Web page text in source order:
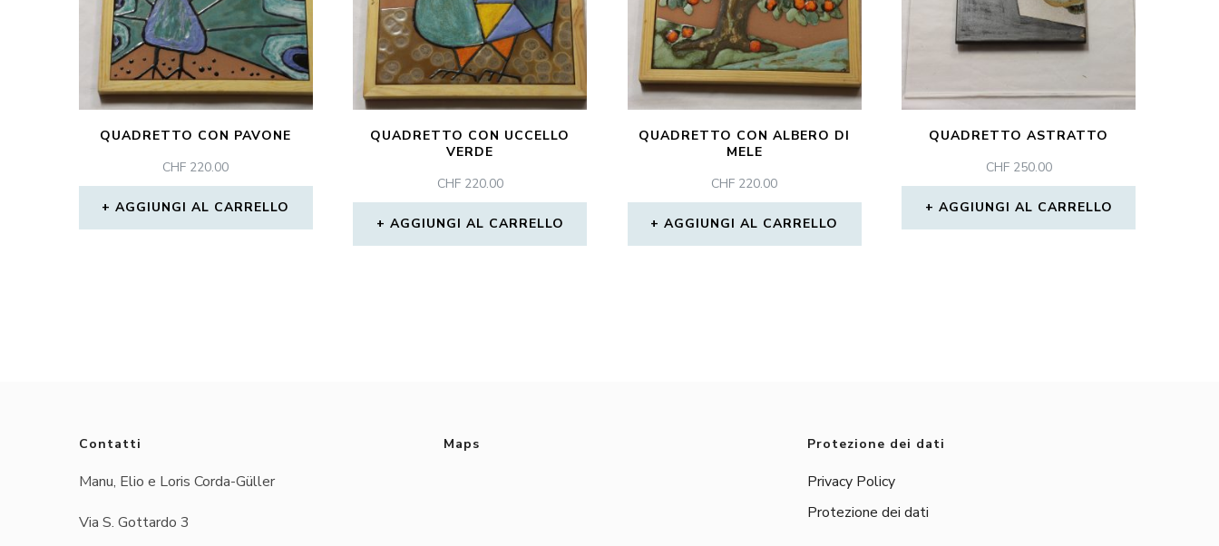
QUADRETTO CON PAVONE
CHF 220.00
AGGIUNGI AL CARRELLO
QUADRETTO CON UCCELLO
VERDE
CHF220.00
AGGIUNGI AL CARRELLO
QUADRETTO CON ALBERO DI
MELE
CHF 220.00
AGGIUNGI AL CARRELLO
QUADRETTO ASTRATTO
CHF250.00
AGGIUNGI AL CARRELLO
Contatti
Manu, Elio e Loris Corda-Güller
Via S. Gottardo 3
Maps Protezione dei dati
Privacy Policy
Protezione dei dati